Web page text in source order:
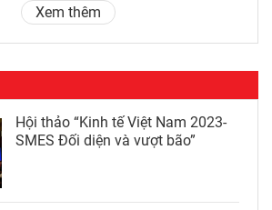
Xem thêm
Hội thảo “Kinh tế Việt Nam 2023-
SMES Đối diện và vượt bão”